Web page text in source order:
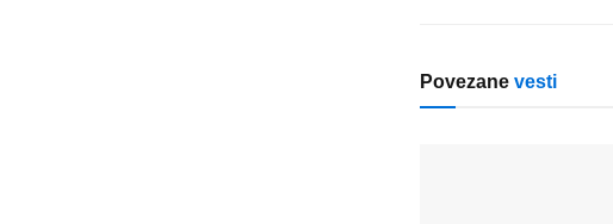
Povezane vesti